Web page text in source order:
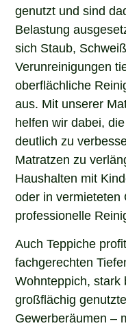
genutzt und sind
Belastung
sich Staub,
Verunreinigungen
oberflächliche
aus. Mit unserer
helfen wir dabei,
deutlich zu
Matratzen zu
Haushalten mit
oder in vermieteten
professionelle
Auch Teppiche
fachgerechten
Wohnteppich, stark
großflächig
Gewerberäumen –